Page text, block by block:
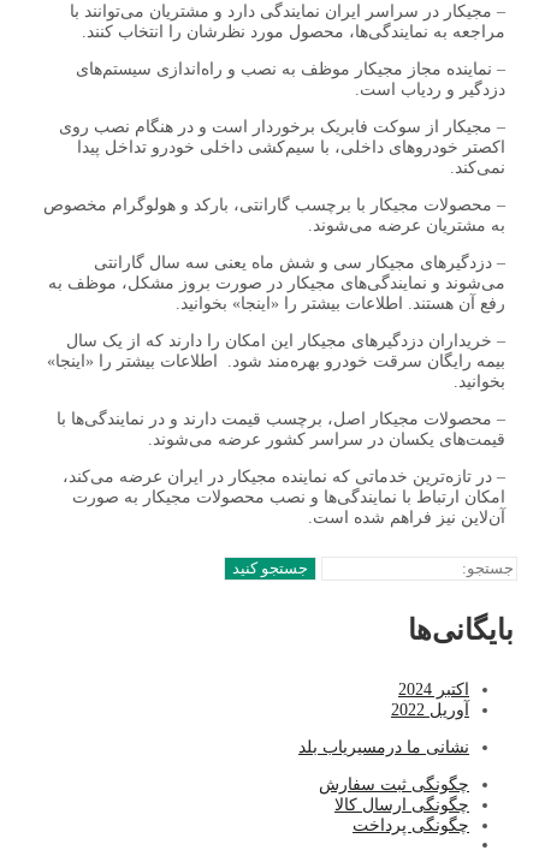
– مجیکار در سراسر ایران نمایندگی دارد و مشتریان می‌توانند با
مراجعه به نمایندگی‌ها، محصول مورد نظرشان را انتخاب کنند.
– نماینده مجاز مجیکار موظف به نصب و راه‌اندازی سیستم‌های
دزدگیر و ردیاب است.
– مجیکار از سوکت فابریک برخوردار است و در هنگام نصب روی
اکصتر خودروهای داخلی، با سیم‌کشی داخلی خودرو تداخل پیدا
نمی‌کند.
– محصولات مجیکار با برچسب گارانتی، بارکد و هولوگرام مخصوص
به مشتریان عرضه می‌شوند.
– دزدگیرهای مجیکار سی و شش ماه یعنی سه سال گارانتی
می‌شوند و نمایندگی‌های مجیکار در صورت بروز مشکل، موظف به
رفع آن هستند. اطلاعات بیشتر را «اینجا» بخوانید.
– خریداران دزدگیرهای مجیکار این امکان را دارند که از یک سال
بیمه رایگان سرقت خودرو بهره‌مند شود. اطلاعات بیشتر را «اینجا»
بخوانید.
– محصولات مجیکار اصل، برچسب قیمت دارند و در نمایندگی‌ها با
قیمت‌های یکسان در سراسر کشور عرضه می‌شوند.
– در تازه‌ترین خدماتی که نماینده مجیکار در ایران عرضه می‌کند،
امکان ارتباط با نمایندگی‌ها و نصب محصولات مجیکار به صورت
آن‌لاین نیز فراهم شده است.
جستجو کنید
بایگانی‌ها
اکتبر 2024
آوریل 2022
نشانی ما درمسیریاب بلد
چگونگی ثبت سفارش
چگونگی ارسال کالا
چگونگی پرداخت